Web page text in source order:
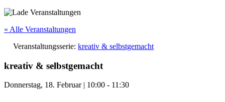
« Alle Veranstaltungen
Veranstaltungsserie: kreativ & selbstgemacht
kreativ & selbstgemacht
Donnerstag, 18. Februar | 10:00 - 11:30